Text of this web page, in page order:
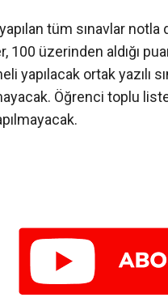
tüm sınavlar notla
100 üzerinden aldığı
yapılacak ortak yazılı
Öğrenci toplu